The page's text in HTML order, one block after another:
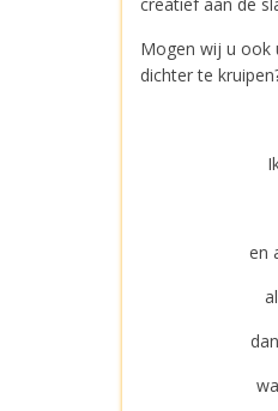
creatief aan de
Mogen wij u ook
dichter te
en